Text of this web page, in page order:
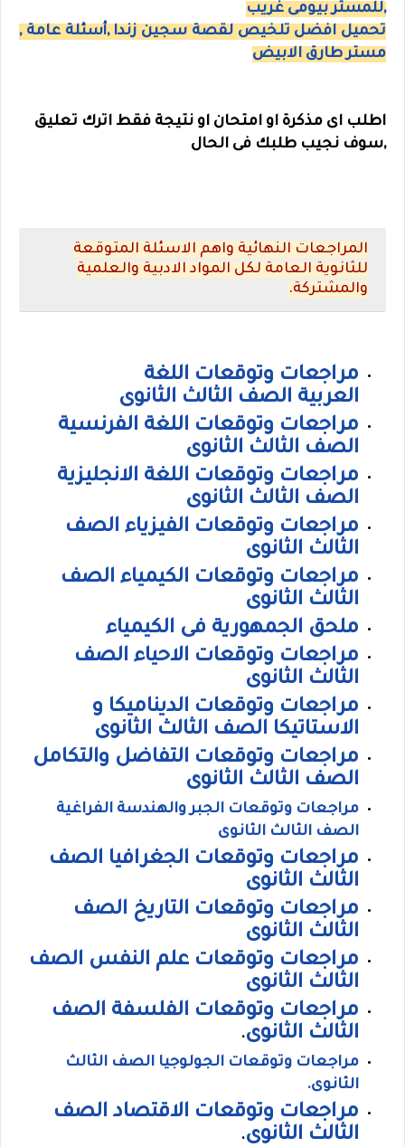
,للمستر بيومى غريب
تحميل افضل تلخيص لقصة سجين زندا ,أسئلة عامة ,
مستر طارق الابيض
اطلب اى مذكرة او امتحان او نتيجة فقط اترك تعليق
,سوف نجيب طلبك فى الحال
المراجعات النهائية واهم الاسئلة المتوقعة
للثانوية العامة لكل المواد الادبية والعلمية
والمشتركة.
مراجعات وتوقعات اللغة
العربية الصف الثالث الثانوى
مراجعات وتوقعات اللغة الفرنسية
الصف الثالث الثانوى
مراجعات وتوقعات اللغة الانجليزية
الصف الثالث الثانوى
مراجعات وتوقعات الفيزياء الصف
الثالث الثانوى
مراجعات وتوقعات الكيمياء الصف
الثالث الثانوى
ملحق الجمهورية فى الكيمياء
مراجعات وتوقعات الاحياء الصف
الثالث الثانوى
مراجعات وتوقعات الديناميكا و
الاستاتيكا الصف الثالث الثانوى
مراجعات وتوقعات التفاضل والتكامل
الصف الثالث الثانوى
مراجعات وتوقعات الجبر والهندسة الفراغية
الصف الثالث الثانوى
مراجعات وتوقعات الجغرافيا الصف
الثالث الثانوى
مراجعات وتوقعات التاريخ الصف
الثالث الثانوى
مراجعات وتوقعات علم النفس الصف
الثالث الثانوى
مراجعات وتوقعات الفلسفة الصف
الثالث الثانوى.
مراجعات وتوقعات الجولوجيا الصف الثالث
الثانوى.
مراجعات وتوقعات الاقتصاد الصف
الثالث الثانوى.